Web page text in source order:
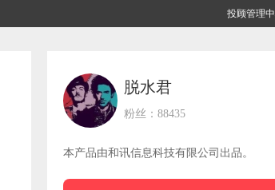
投顾管理
脱水君
粉丝：88435
本产品由和讯信息科技有限公司出品。